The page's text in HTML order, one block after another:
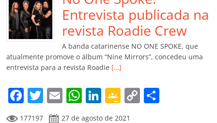
o
o
k
p
p
n Cl
a
ss
ro
o
m
n
k
til
h
ar
Entrevista publicada na
revista Roadie Crew
A banda catarinense NO ONE SPOKE, que
atualmente promove o álbum “Nine Mirrors”, concedeu uma
entrevista para a revista Roadie […]
F
a
T
w
E
m
W Li
n
G
o
C
177197 27 de agosto de 2021